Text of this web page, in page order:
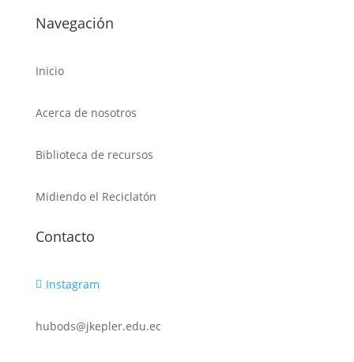
Navegación
Inicio
Acerca de nosotros
Biblioteca de recursos
Midiendo el Reciclatón
Contacto
 Instagram
hubods@jkepler.edu.ec